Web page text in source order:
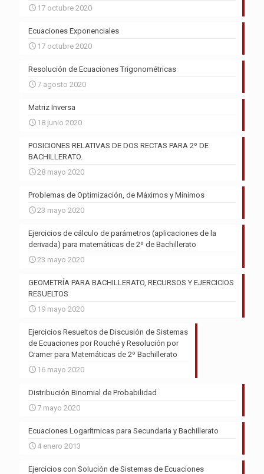
17 octubre 2020
Ecuaciones Exponenciales
17 octubre 2020
Resolución de Ecuaciones Trigonométricas
7 agosto 2020
Matriz Inversa
18 junio 2020
POSICIONES RELATIVAS DE DOS RECTAS PARA 2º DE
BACHILLERATO.
28 mayo 2020
Problemas de Optimización, de Máximos y Mínimos
23 mayo 2020
Ejercicios de cálculo de parámetros (aplicaciones de la
derivada) para matemáticas de 2º de Bachillerato
23 mayo 2020
GEOMETRÍA PARA BACHILLERATO, RECURSOS Y EJERCICIOS
RESUELTOS
19 mayo 2020
Ejercicios Resueltos de Discusión de Sistemas
de Ecuaciones por Rouché y Resolución por
Cramer para Matemáticas de 2º Bachillerato
16 mayo 2020
Distribución Binomial de Probabilidad
7 mayo 2020
Ecuaciones Logarítmicas para Secundaria y Bachillerato
4 enero 2013
Ejercicios con Solución de Sistemas de Ecuaciones